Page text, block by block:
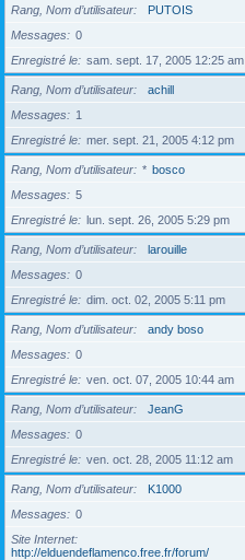
Rang, Nom d’utilisateur
PUTOIS
Messages
0
Enregistré le
sam. sept. 17, 2005 12:25 am
Rang, Nom d’utilisateur
achill
Messages
1
Enregistré le
mer. sept. 21, 2005 4:12 pm
Rang, Nom d’utilisateur * bosco
Messages
5
Enregistré le
lun. sept. 26, 2005 5:29 pm
Rang, Nom d’utilisateur
larouille
Messages
0
Enregistré le
dim. oct. 02, 2005 5:11 pm
Rang, Nom d’utilisateur
andy boso
Messages
0
Enregistré le
ven. oct. 07, 2005 10:44 am
Rang, Nom d’utilisateur
JeanG
Messages
0
Enregistré le
ven. oct. 28, 2005 11:12 am
Rang, Nom d’utilisateur
K1000
Messages
0
Site Internet
http://elduendeflamenco.free.fr/forum/